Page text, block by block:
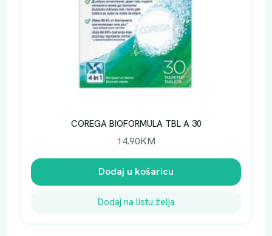
COREGA BIOFORMULA TBL A 30
14.90KM
Dodaj u košaricu
Dodaj na listu želja